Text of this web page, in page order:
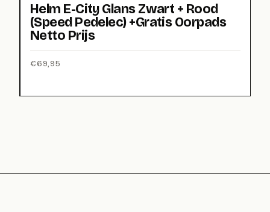
Helm E-City Glans Zwart + Rood
(Speed Pedelec) +Gratis Oorpads
Netto Prijs
€69,95